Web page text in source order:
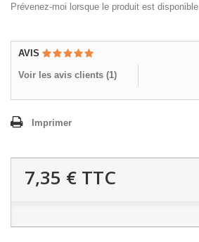
Prévenez-moi lorsque le produit est disponible
AVIS
Voir les avis clients (1)
Imprimer
7,35 € TTC